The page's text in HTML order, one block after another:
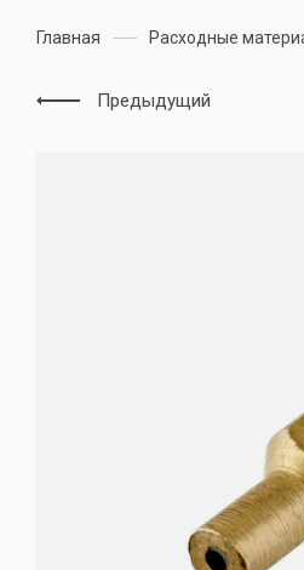
Главная Расходные
Предыдущий